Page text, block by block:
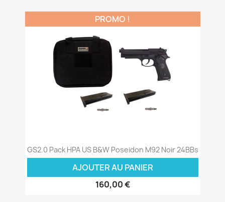
GS2.0 Pack HPA US B&W Poseidon M92 Noir 24BBs
AJOUTER AU PANIER
160,00 €
PROMO !